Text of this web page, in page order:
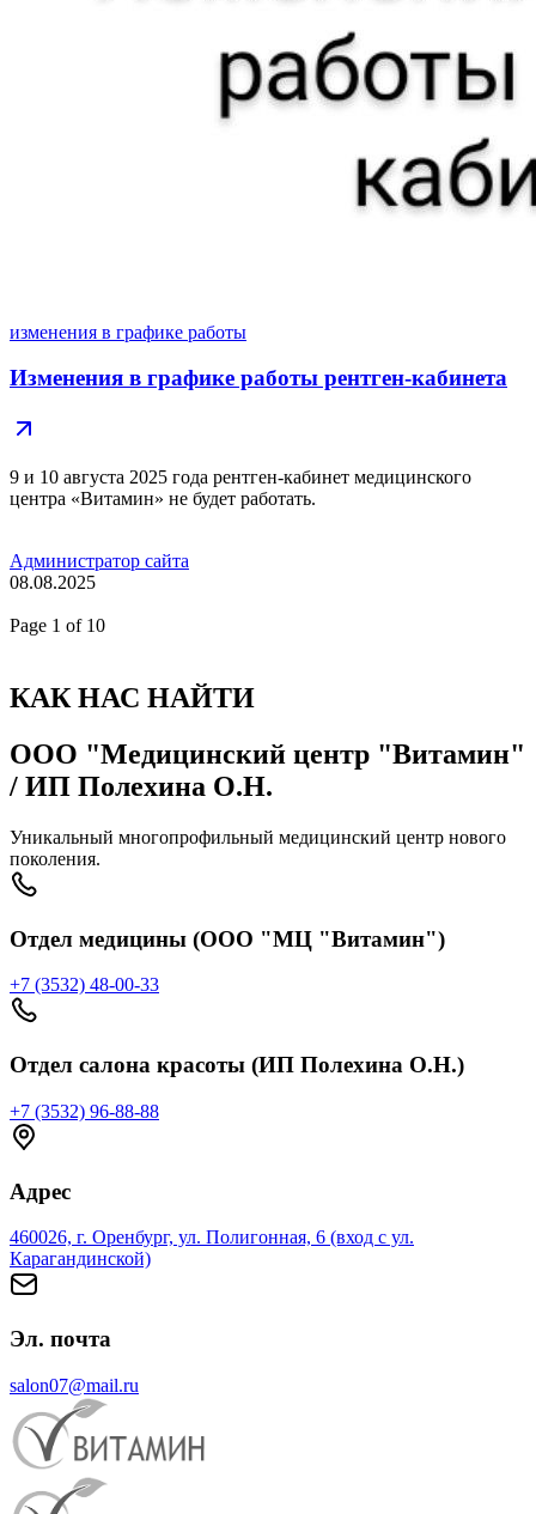
изменения в графике работы
Изменения в графике работы рентген-кабинета
9 и 10 августа 2025 года рентген-кабинет медицинского
центра «Витамин» не будет работать.
Администратор сайта
08.08.2025
Page 1 of 10
КАК НАС НАЙТИ
ООО "Медицинский центр "Витамин"
/ ИП Полехина О.Н.
Уникальный многопрофильный медицинский центр нового
поколения.
Отдел медицины (ООО "МЦ "Витамин")
+7 (3532) 48-00-33
Отдел салона красоты (ИП Полехина О.Н.)
+7 (3532) 96-88-88
Адрес
460026, г. Оренбург, ул. Полигонная, 6 (вход с ул.
Карагандинской)
Эл. почта
salon07@mail.ru